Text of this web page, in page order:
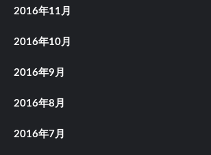
2016年11月
2016年10月
2016年9月
2016年8月
2016年7月